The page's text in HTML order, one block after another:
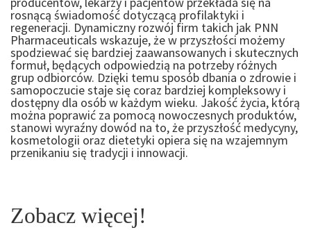
rosnącą świadomość dotyczącą profilaktyki i
regeneracji. Dynamiczny rozwój firm takich jak PNN
Pharmaceuticals wskazuje, że w przyszłości możemy
spodziewać się bardziej zaawansowanych i skutecznych
formuł, będących odpowiedzią na potrzeby różnych
grup odbiorców. Dzięki temu sposób dbania o zdrowie i
samopoczucie staje się coraz bardziej kompleksowy i
dostępny dla osób w każdym wieku. Jakość życia, którą
można poprawić za pomocą nowoczesnych produktów,
stanowi wyraźny dowód na to, że przyszłość medycyny,
kosmetologii oraz dietetyki opiera się na wzajemnym
przenikaniu się tradycji i innowacji.
Zobacz więcej!